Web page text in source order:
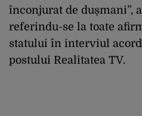
înconjurat de dușmani”,
referindu-se la toate
statului în interviul
postului Realitatea TV.